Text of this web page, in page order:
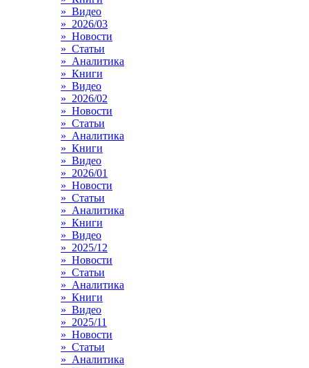
» Видео
» 2026/03
» Новости
» Статьи
» Аналитика
» Книги
» Видео
» 2026/02
» Новости
» Статьи
» Аналитика
» Книги
» Видео
» 2026/01
» Новости
» Статьи
» Аналитика
» Книги
» Видео
» 2025/12
» Новости
» Статьи
» Аналитика
» Книги
» Видео
» 2025/11
» Новости
» Статьи
» Аналитика